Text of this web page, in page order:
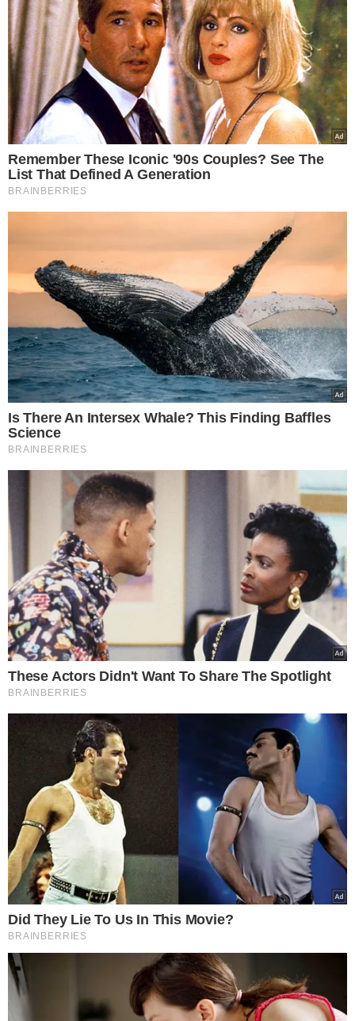
Lionel Messi recebeu
ameaças de morte
durante a Copa do
Mundo
VEJA MAIS NOTÍCIAS